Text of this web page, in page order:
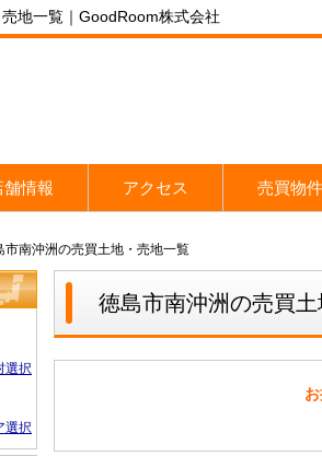
地一覧｜GoodRoom株式会社
舗情報 アクセス 売買物件
市南沖洲の売買土地・売地一覧
選択
選択
徳島市南沖洲の売買土